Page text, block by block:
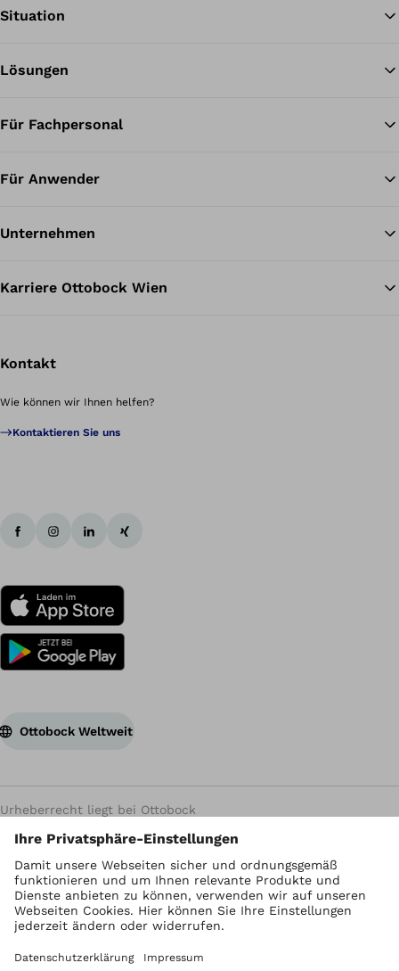
Situation
Lösungen
Für Fachpersonal
Für Anwender
Unternehmen
Karriere Ottobock Wien
Kontakt
Wie können wir Ihnen helfen?
Kontaktieren Sie uns
Ottobock Weltweit
Urheberrecht liegt bei Ottobock
Datenschutzeinstellungen
Datenschutzhinweise
Nutzungsbedingungen
Impressum
Global Website